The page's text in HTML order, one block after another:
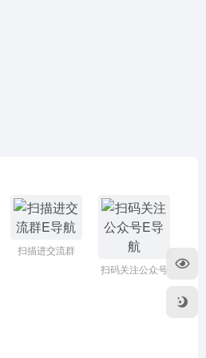
扫描进交流群
扫码关注公众号